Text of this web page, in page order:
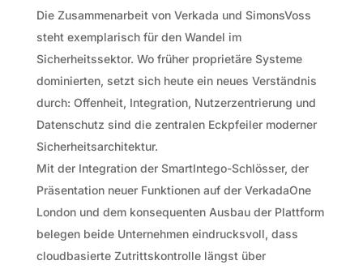
Die Zusammenarbeit von Verkada und SimonsVoss
steht exemplarisch für den Wandel im
Sicherheitssektor. Wo früher proprietäre Systeme
dominierten, setzt sich heute ein neues Verständnis
durch: Offenheit, Integration, Nutzerzentrierung und
Datenschutz sind die zentralen Eckpfeiler moderner
Sicherheitsarchitektur.
Mit der Integration der SmartIntego-Schlösser, der
Präsentation neuer Funktionen auf der VerkadaOne
London und dem konsequenten Ausbau der Plattform
belegen beide Unternehmen eindrucksvoll, dass
cloudbasierte Zutrittskontrolle längst über